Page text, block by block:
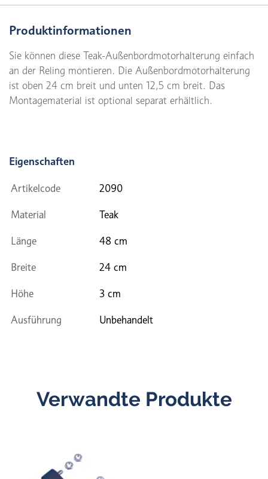
Produktinformationen
Sie können diese Teak-Außenbordmotorhalterung einfach
an der Reling montieren. Die Außenbordmotorhalterung
ist oben 24 cm breit und unten 12,5 cm breit. Das
Montagematerial ist optional separat erhältlich.
Eigenschaften
Artikelcode 2090
Material Teak
Länge 48 cm
Breite 24 cm
Höhe 3 cm
Ausführung Unbehandelt
Verwandte Produkte